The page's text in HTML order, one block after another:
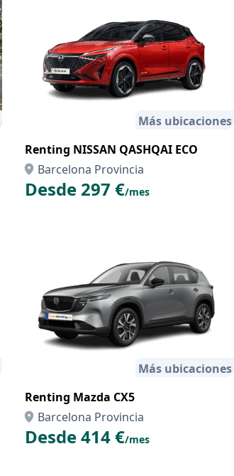
Más ubicaciones
Renting NISSAN QASHQAI ECO
Barcelona Provincia
Desde 297 €/mes
Más ubicaciones
Renting Mazda CX5
Barcelona Provincia
Desde 414 €/mes